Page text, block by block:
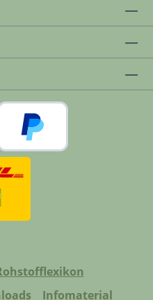
Anstrichs
von
bzw.
vermindert.
das Holz elastisch
Oberflächen wie
Stege, Holzroste,
und 5
Öl ist nicht zu
auch Wood-
= Bamboo-
Infomaterial